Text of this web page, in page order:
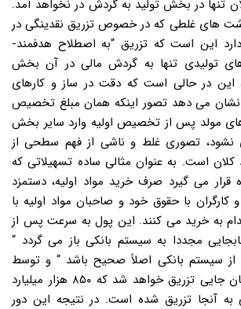
تنها در بخش تولید به گردش در نخواهد آمد.
های غلطی که در خصوص تزریق نقدینگی در
این است که تزریق “به اصطلاح هدفمند-
تولیدی تنها به گردش مالی در آن بخش
در حالی است که دقت در ساز و کارهای
نشان می دهد تصور اینکه همان مبلغ تخصیص
مولد پس از تخصیص اولیه وارد سایر بخش
نشود، تصوری غلط و ناشی از فهم سطحی از
کلان است. به عنوان مثالی ساده تسهیلاتی که
قرار می گیرد صرف خرید مواد اولیه، دستمزد
با حقوق خود و صاحبان مواد اولیه با
به خرید می کنند. این پول به سرعت پس از
مجددا به سیستم بانکی باز می گردد “
از سیستم بانکی اصلاً صحیح باشد “ و توسط
سیستم بانکی به همان جایی تزریق خواهد شد که ۸۵۰ هزار میلیارد
به آنجا تزریق شده است. در نتیجه این دور